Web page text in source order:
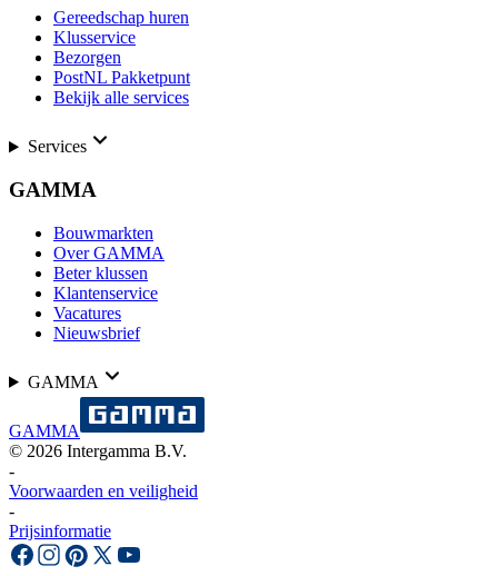
Gereedschap huren
Klusservice
Bezorgen
PostNL Pakketpunt
Bekijk alle services
Services
GAMMA
Bouwmarkten
Over GAMMA
Beter klussen
Klantenservice
Vacatures
Nieuwsbrief
GAMMA
GAMMA
© 2026 Intergamma B.V.
-
Voorwaarden en veiligheid
-
Prijsinformatie